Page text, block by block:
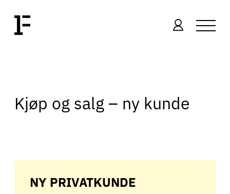
Kjøp og salg – ny kunde
NY PRIVATKUNDE